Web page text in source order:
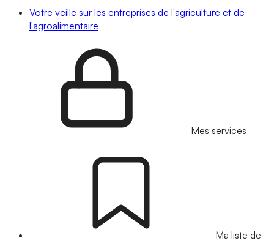
Votre veille sur les entreprises de l'agriculture et de
l'agroalimentaire
Mes services
Ma liste de